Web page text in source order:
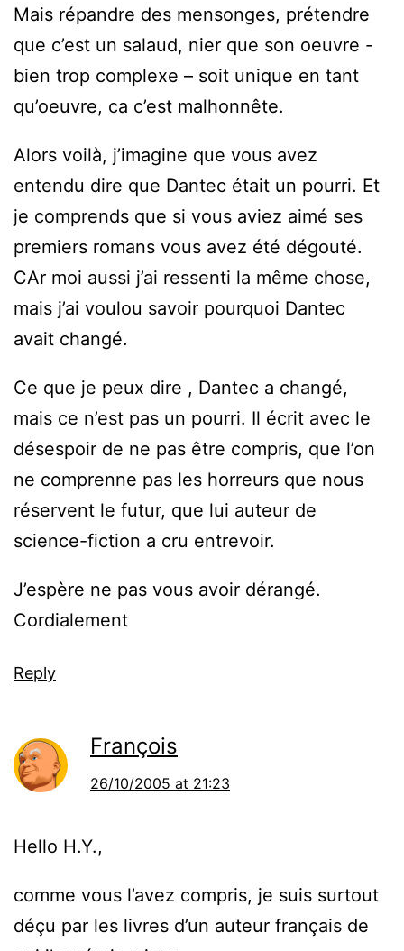
Mais répandre des mensonges, prétendre
que c’est un salaud, nier que son oeuvre -
bien trop complexe – soit unique en tant
qu’oeuvre, ca c’est malhonnête.
Alors voilà, j’imagine que vous avez
entendu dire que Dantec était un pourri. Et
je comprends que si vous aviez aimé ses
premiers romans vous avez été dégouté.
CAr moi aussi j’ai ressenti la même chose,
mais j’ai voulou savoir pourquoi Dantec
avait changé.
Ce que je peux dire , Dantec a changé,
mais ce n’est pas un pourri. Il écrit avec le
désespoir de ne pas être compris, que l’on
ne comprenne pas les horreurs que nous
réservent le futur, que lui auteur de
science-fiction a cru entrevoir.
J’espère ne pas vous avoir dérangé.
Cordialement
Reply
François
26/10/2005 at 21:23
Hello H.Y.,
comme vous l’avez compris, je suis surtout
déçu par les livres d’un auteur français de